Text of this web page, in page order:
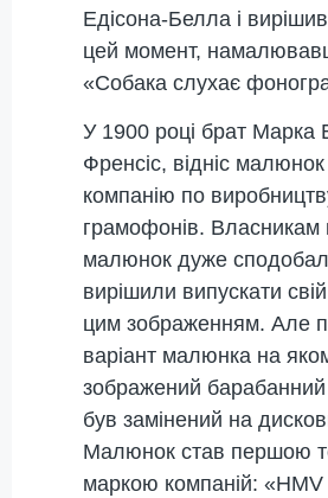
Едісона-Белла і
цей момент,
«Собака слухає
У 1900 році брат Марка
Френсіс, відніс
компанію по
грамофонів. Власникам
малюнок дуже
вирішили випускати
цим зображенням. Але
варіант малюнка на
зображений
був замінений на
Малюнок став першою
маркою компаній: